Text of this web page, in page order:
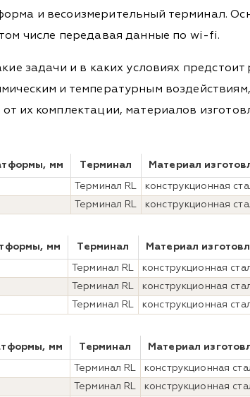
и весоизмерительный терминал.
числе передавая данные по wi-fi.
задачи и в каких условиях
и температурным
их комплектации, материалов
мм Терминал Материал
Терминал RL
конструкционная
Терминал RL конструкционная
мм Терминал Материал
Терминал RL
конструкционная
Терминал RL
конструкционная
Терминал RL конструкционная
мм Терминал Материал
Терминал RL
конструкционная
Терминал RL
конструкционная